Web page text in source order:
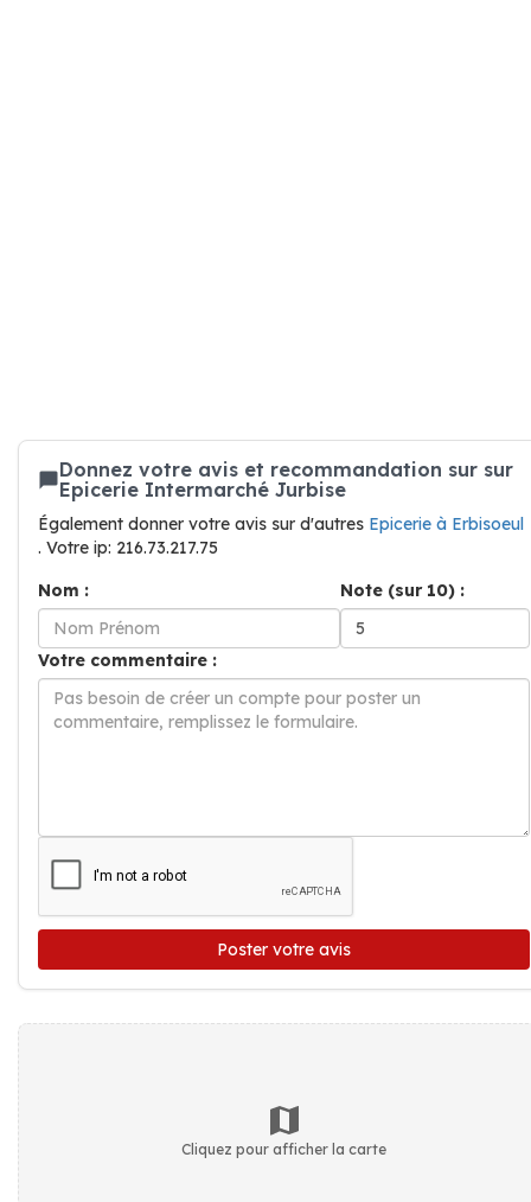
Donnez votre avis et recommandation sur sur
Epicerie Intermarché Jurbise
Également donner votre avis sur d'autres Epicerie à Erbisoeul
. Votre ip: 216.73.217.75
Nom :
Note (sur 10) :
Votre commentaire :
Poster votre avis
Cliquez pour afficher la carte